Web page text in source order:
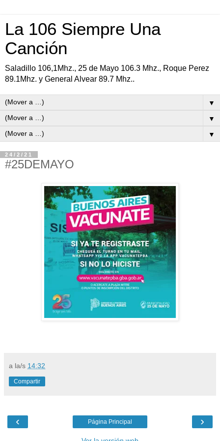
La 106 Siempre Una
Canción
Saladillo 106,1Mhz., 25 de Mayo 106.3 Mhz., Roque Perez
89.1Mhz. y General Alvear 89.7 Mhz..
▼
▼
▼
24/2/21
#25DEMAYO
a la/s 14:32
Compartir
‹ ›
Página Principal